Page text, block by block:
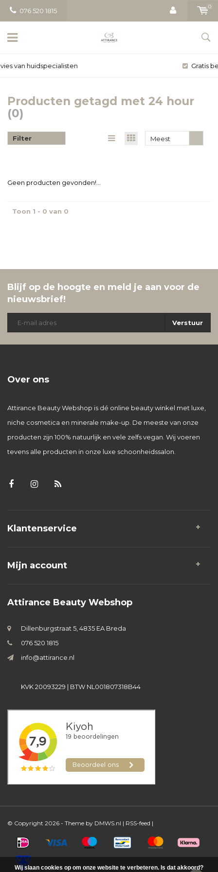
076 520 1815
0
Producten getagd met 24 hour
(0)
Filter
Meest
Geen producten gevonden!...
Toon 1 - 0 van 0
Blijf op de hoogte en meld je aan voor de
nieuwsbrief!
Verstuur
Over ons
Attirance Beauty Webshop is dé online beauty winkel met luxe,
niche cosmetica en minerale make-up. De meeste van onze
producten zijn 100% natuurlijk en vele zelfs vegan. Wij voeren
tevens alle producten in onze luxe schoonheidssalon.
Klantenservice
Mijn account
Attirance Beauty Webshop
Dillenburgstraat 5, 4835 EA Breda
076 520 1815
info@attirance.nl
KVK 20093229 | BTW NL001807318B44
© Copyright 2026 - Theme by DMWS.nl | RSS-feed |
Wij slaan cookies op om onze website te verbeteren. Is dat akkoord?